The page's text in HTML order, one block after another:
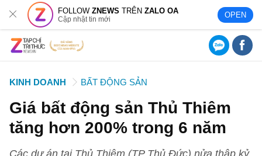
FOLLOWZNEWS TRÊNZALO OA
Cập nhật tin mới OPEN
KINH DOANH BẤT ĐỘNG SẢN
Giá bất động sản Thủ Thiêm
tăng hơn 200% trong 6 năm
Các dự án tại Thủ Thiêm (TP Thủ Đức) nửa thập kỷ